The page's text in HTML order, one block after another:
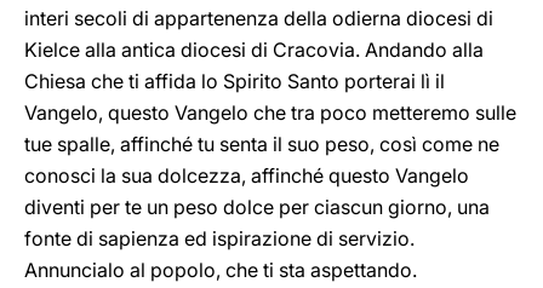
interi secoli di appartenenza della odierna diocesi di
Kielce alla antica diocesi di Cracovia. Andando alla
Chiesa che ti affida lo Spirito Santo porterai lì il
Vangelo, questo Vangelo che tra poco metteremo sulle
tue spalle, affinché tu senta il suo peso, così come ne
conosci la sua dolcezza, affinché questo Vangelo
diventi per te un peso dolce per ciascun giorno, una
fonte di sapienza ed ispirazione di servizio.
Annuncialo al popolo, che ti sta aspettando.